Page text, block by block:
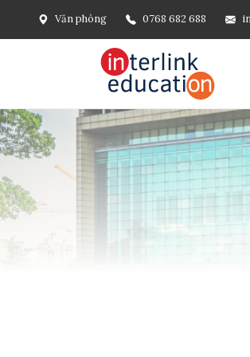
Văn phòng 0768 682 688
@include('frontend.layouts.schema-
url('/'), ], [ '@type' => 'ListItem',
=> url()->current(), ], ], ], ])